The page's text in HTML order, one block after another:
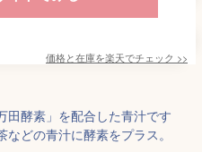
価格と在庫を楽天でチェック >>
田酵素」を配合した青汁です
どの青汁に酵素をプラス。